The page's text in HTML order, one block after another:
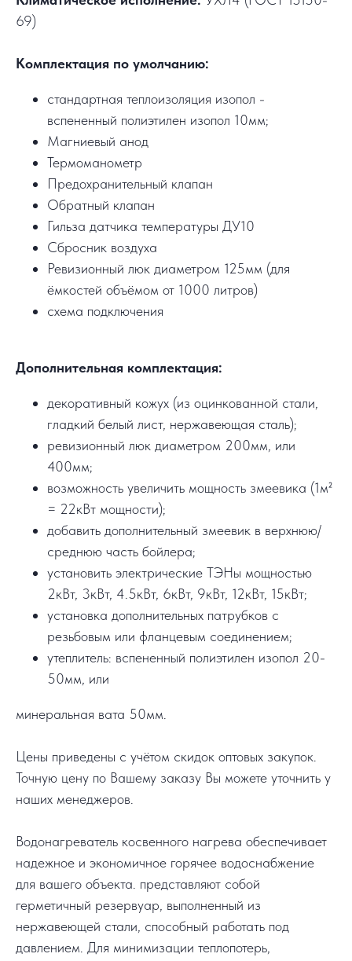
69)
Комплектация по умолчанию:
стандартная теплоизоляция изопол -
вспененный полиэтилен изопол 10мм;
Магниевый анод
Термоманометр
Предохранительный клапан
Обратный клапан
Гильза датчика температуры ДУ10
Сбросник воздуха
Ревизионный люк диаметром 125мм (для
ёмкостей объёмом от 1000 литров)
схема подключения
Дополнительная комплектация:
декоративный кожух (из оцинкованной стали,
гладкий белый лист, нержавеющая сталь);
ревизионный люк диаметром 200мм, или
400мм;
возможность увеличить мощность змеевика (1м²
= 22кВт мощности);
добавить дополнительный змеевик в верхнюю/
среднюю часть бойлера;
установить электрические ТЭНы мощностью
2кВт, 3кВт, 4.5кВт, 6кВт, 9кВт, 12кВт, 15кВт;
установка дополнительных патрубков с
резьбовым или фланцевым соединением;
утеплитель: вспененный полиэтилен изопол 20-
50мм, или
минеральная вата 50мм.
Цены приведены с учётом скидок оптовых закупок.
Точную цену по Вашему заказу Вы можете уточнить у
наших менеджеров.
Водонагреватель косвенного нагрева обеспечивает
надежное и экономичное горячее водоснабжение
для вашего объекта. представляют собой
герметичный резервуар, выполненный из
нержавеющей стали, способный работать под
давлением. Для минимизации теплопотерь,